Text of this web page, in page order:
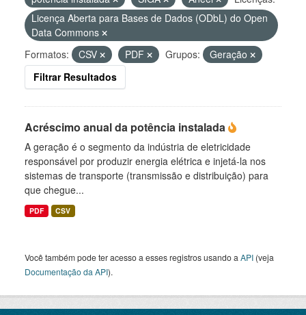
Licença Aberta para Bases de Dados (ODbL) do Open
Data Commons
Formatos:
CSV PDF Grupos:
Geração
Filtrar Resultados
Acréscimo anual da potência instalada
A geração é o segmento da indústria de eletricidade
responsável por produzir energia elétrica e injetá-la nos
sistemas de transporte (transmissão e distribuição) para
que chegue...
PDF CSV
Você também pode ter acesso a esses registros usando a API (veja
Documentação da API).